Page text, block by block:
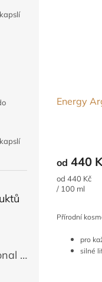
Energy Ruticelit Professional 500 ml
Energy
od 440
Měrná
cena:
od 440 Kč
/ 100 ml
Přírodní
pro
silné